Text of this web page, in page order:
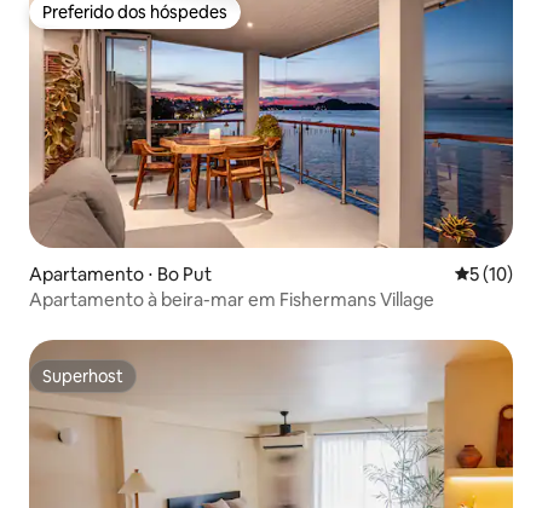
Preferido dos hóspedes
Preferido dos hóspedes
Apartamento ⋅ Bo Put 5 de uma
5 (10)
Apartamento à beira-mar em Fishermans Village
Superhost
Superhost